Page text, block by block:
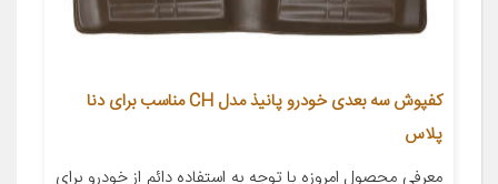
کفپوش سه بعدی خودرو پانیذ مدل CH مناسب برای دنا
پلاس
معرفی محصول امروزه با توجه به استفاده دائم از خودرو برای